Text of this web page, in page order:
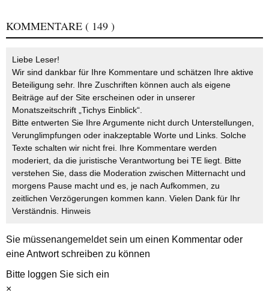
KOMMENTARE ( 149 )
Liebe Leser!
Wir sind dankbar für Ihre Kommentare und schätzen Ihre aktive
Beteiligung sehr. Ihre Zuschriften können auch als eigene
Beiträge auf der Site erscheinen oder in unserer
Monatszeitschrift „Tichys Einblick“.
Bitte entwerten Sie Ihre Argumente nicht durch Unterstellungen,
Verunglimpfungen oder inakzeptable Worte und Links. Solche
Texte schalten wir nicht frei. Ihre Kommentare werden
moderiert, da die juristische Verantwortung bei TE liegt. Bitte
verstehen Sie, dass die Moderation zwischen Mitternacht und
morgens Pause macht und es, je nach Aufkommen, zu
zeitlichen Verzögerungen kommen kann. Vielen Dank für Ihr
Verständnis. Hinweis
Sie müssenangemeldetsein um einen Kommentar oder
eine Antwort schreiben zu können
Bitte loggen Sie sich ein
×